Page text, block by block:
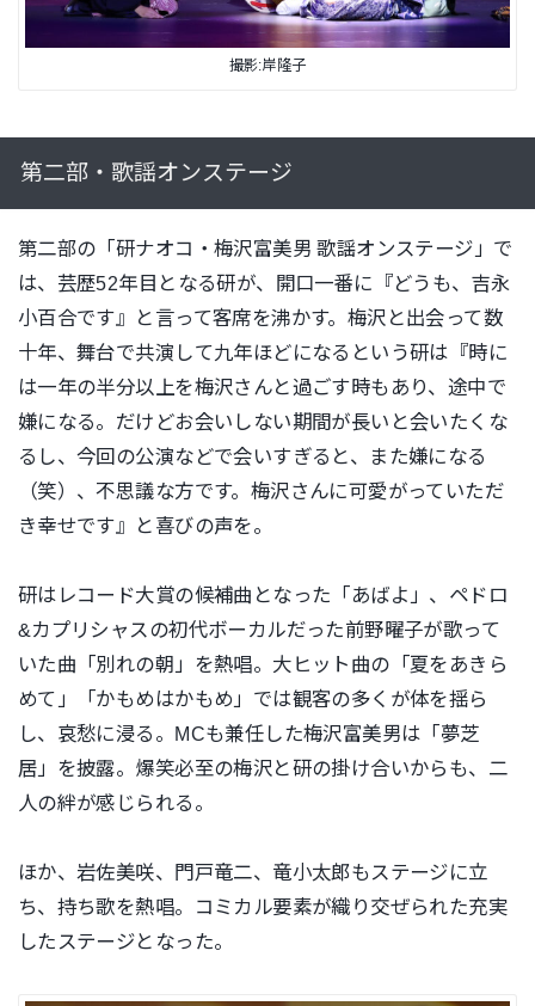
撮影:岸隆子
第二部・歌謡オンステージ
第二部の「研ナオコ・梅沢富美男 歌謡オンステージ」で
は、芸歴52年目となる研が、開口一番に『どうも、吉永
小百合です』と言って客席を沸かす。梅沢と出会って数
十年、舞台で共演して九年ほどになるという研は『時に
は一年の半分以上を梅沢さんと過ごす時もあり、途中で
嫌になる。だけどお会いしない期間が長いと会いたくな
るし、今回の公演などで会いすぎると、また嫌になる
（笑）、不思議な方です。梅沢さんに可愛がっていただ
き幸せです』と喜びの声を。
研はレコード大賞の候補曲となった「あばよ」、ペドロ
&カプリシャスの初代ボーカルだった前野曜子が歌って
いた曲「別れの朝」を熱唱。大ヒット曲の「夏をあきら
めて」「かもめはかもめ」では観客の多くが体を揺ら
し、哀愁に浸る。MCも兼任した梅沢富美男は「夢芝
居」を披露。爆笑必至の梅沢と研の掛け合いからも、二
人の絆が感じられる。
ほか、岩佐美咲、門戸竜二、竜小太郎もステージに立
ち、持ち歌を熱唱。コミカル要素が織り交ぜられた充実
したステージとなった。